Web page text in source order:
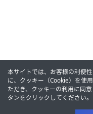
本サイトでは、お客様の利便
に、クッキー（Cookie）を使用
ただき、クッキーの利用に同
タンをクリックしてください。